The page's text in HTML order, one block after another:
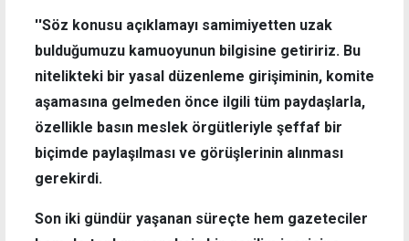
''Söz konusu açıklamayı samimiyetten uzak
bulduğumuzu kamuoyunun bilgisine getiririz. Bu
nitelikteki bir yasal düzenleme girişiminin, komite
aşamasına gelmeden önce ilgili tüm paydaşlarla,
özellikle basın meslek örgütleriyle şeffaf bir
biçimde paylaşılması ve görüşlerinin alınması
gerekirdi.
Son iki gündür yaşanan süreçte hem gazeteciler